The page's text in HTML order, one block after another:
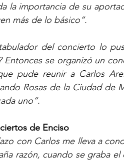
la importancia de su
más de lo básico”.
del concierto lo
Entonces se organizó un
pude reunir a Carlos
Rosas de la Ciudad de
uno”.
de Enciso
con Carlos me lleva a
razón, cuando se graba